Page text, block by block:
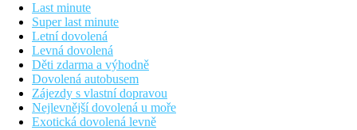
Last minute
Super last minute
Letní dovolená
Levná dovolená
Děti zdarma a výhodně
Dovolená autobusem
Zájezdy s vlastní dopravou
Nejlevnější dovolená u moře
Exotická dovolená levně